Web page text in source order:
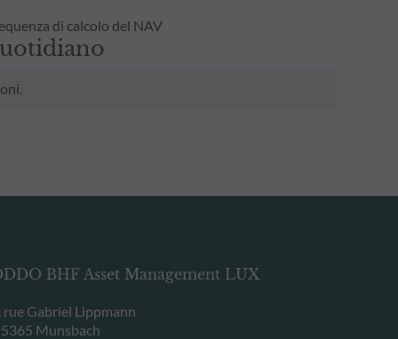
di calcolo del NAV
BHF Asset Management LUX
rue Gabriel Lippmann
Munsbach